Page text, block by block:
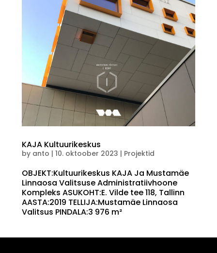
KAJA Kultuurikeskus
by anto | 10. oktoober 2023 | Projektid
OBJEKT:Kultuurikeskus KAJA Ja Mustamäe
Linnaosa Valitsuse Administratiivhoone
Kompleks ASUKOHT:E. Vilde tee 118, Tallinn
AASTA:2019 TELLIJA:Mustamäe Linnaosa
Valitsus PINDALA:3 976 m²